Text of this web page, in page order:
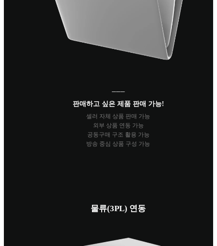
───
판매하고 싶은 제품 판매 가능!
셀러 자체 상품 판매 가능
외부 상품 연동 가능
공동구매 구조 활용 가능
방송 중심 상품 구성 가능
물류(3PL) 연동